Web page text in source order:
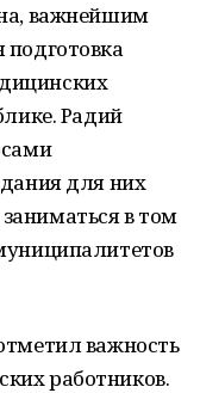
важнейшим
Радий
для них
в том
важность
работников.